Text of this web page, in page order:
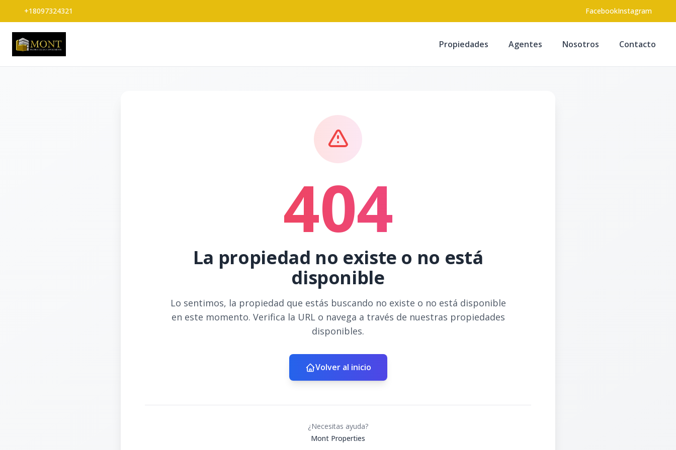
+18097324321 FacebookInstagram
Propiedades Agentes Nosotros Contacto
404
La propiedad no existe o no está
disponible
Lo sentimos, la propiedad que estás buscando no existe o no está disponible
en este momento. Verifica la URL o navega a través de nuestras propiedades
disponibles.
Volver al inicio
¿Necesitas ayuda?
Mont Properties